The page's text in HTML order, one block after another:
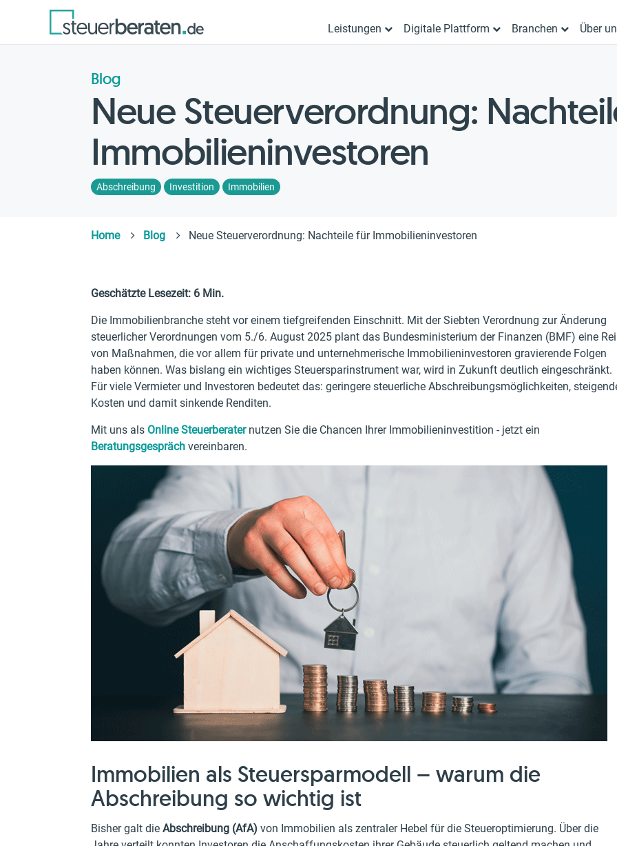
Leistungen Digitale Plattform Branchen Über
Blog
Neue Steuerverordnung:
Immobilieninvestoren
Abschreibung Investition Immobilien
Home Blog Neue Steuerverordnung: Nachteile für Immobilieninvestoren
Geschätzte Lesezeit: 6 Min.
Die Immobilienbranche steht vor einem tiefgreifenden Einschnitt. Mit der Siebten Verordnung zur Änderung
steuerlicher Verordnungen vom 5./6. August 2025 plant das Bundesministerium der Finanzen (BMF) eine
von Maßnahmen, die vor allem für private und unternehmerische Immobilieninvestoren gravierende Folgen
haben können. Was bislang ein wichtiges Steuersparinstrument war, wird in Zukunft deutlich eingeschränkt.
Für viele Vermieter und Investoren bedeutet das: geringere steuerliche Abschreibungsmöglichkeiten,
Kosten und damit sinkende Renditen.
Mit uns als Online Steuerberaternutzen Sie die Chancen Ihrer Immobilieninvestition - jetzt ein
Beratungsgespräch vereinbaren.
Immobilien als Steuersparmodell – warum die
Abschreibung so wichtig ist
Bisher galt die Abschreibung (AfA) von Immobilien als zentraler Hebel für die Steueroptimierung. Über die